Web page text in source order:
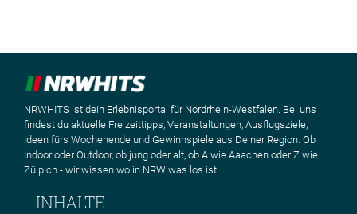
NRWHITS ist dein Erlebnisportal für Nordrhein-Westfalen. Bei uns
findest du aktuelle Freizeittipps, Veranstaltungen, Ausflugsziele,
Ideen fürs Wochenende und Gewinnspiele aus Deiner Region. Ob
Indoor oder Outdoor, ob jung oder alt, ob A wie Aaachen oder Z wie
Zülpich - wir wissen wo in NRW was los ist!
INHALTE